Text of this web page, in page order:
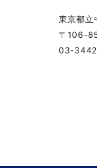
東京都立
〒106-
03-